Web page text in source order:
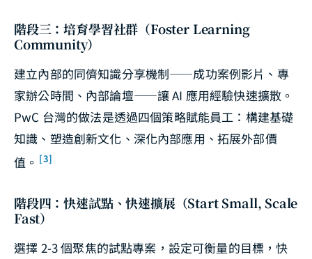
階段三：培育學習社群（Foster Learning
Community）
建立內部的同儕知識分享機制——成功案例影片、專
家辦公時間、內部論壇——讓 AI 應用經驗快速擴散。
PwC 台灣的做法是透過四個策略賦能員工：構建基礎
知識、塑造創新文化、深化內部應用、拓展外部價
值。 [3]
階段四：快速試點、快速擴展（Start Small, Scale
Fast）
選擇 2-3 個聚焦的試點專案，設定可衡量的目標，快